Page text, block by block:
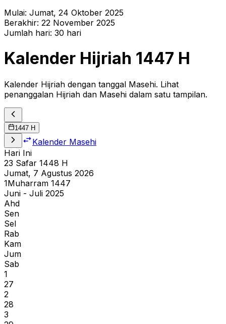
Mulai: Jumat, 24 Oktober 2025
Berakhir: 22 November 2025
Jumlah hari: 30 hari
Kalender Hijriah 1447 H
Kalender Hijriah dengan tanggal Masehi. Lihat
penanggalan Hijriah dan Masehi dalam satu tampilan.
1447 H
Kalender Masehi
Hari Ini
23 Safar 1448 H
Jumat, 7 Agustus 2026
1Muharram 1447
Juni - Juli 2025
Ahd
Sen
Sel
Rab
Kam
Jum
Sab
1
27
2
28
3